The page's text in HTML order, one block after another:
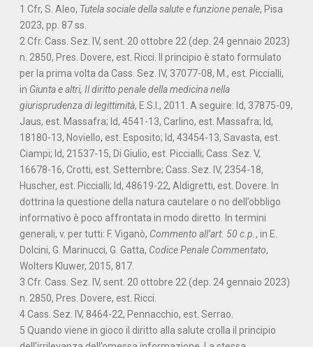
1 Cfr, S. Aleo, Tutela sociale della salute e funzione penale, Pisa
2023, pp. 87 ss.
2 Cfr. Cass. Sez. IV, sent. 20 ottobre 22 (dep. 24 gennaio 2023)
n. 2850, Pres. Dovere, est. Ricci. Il principio è stato formulato
per la prima volta da Cass. Sez. IV, 37077-08, M., est. Piccialli,
in Giunta e altri, Il diritto penale della medicina nella
giurisprudenza di legittimità, E.S.I., 2011. A seguire: Id, 37875-09,
Jaus, est. Massafra; Id, 4541-13, Carlino, est. Massafra; Id,
18180-13, Noviello, est. Esposito; Id, 43454-13, Savasta, est.
Ciampi; Id, 21537-15, Di Giulio, est. Piccialli; Cass. Sez. V,
16678-16, Crotti, est. Settembre; Cass. Sez. IV, 2354-18,
Huscher, est. Piccialli; Id, 48619-22, Aldigretti, est. Dovere. In
dottrina la questione della natura cautelare o no dell’obbligo
informativo è poco affrontata in modo diretto. In termini
generali, v. per tutti: F. Viganò, Commento all’art. 50 c.p. , in E.
Dolcini, G. Marinucci, G. Gatta, Codice Penale Commentato,
Wolters Kluwer, 2015, 817.
3 Cfr. Cass. Sez. IV, sent. 20 ottobre 22 (dep. 24 gennaio 2023)
n. 2850, Pres. Dovere, est. Ricci.
4 Cass. Sez. IV, 8464-22, Pennacchio, est. Serrao.
5 Quando viene in gioco il diritto alla salute crolla il principio